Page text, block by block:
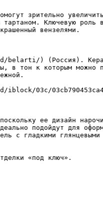
зрительно
Ключевую роль
вензелями.
belarti/) (Россия).
в тон к которым можно
iblock/03c/
ее дизайн
подойдут для
с гладкими
«под ключ».